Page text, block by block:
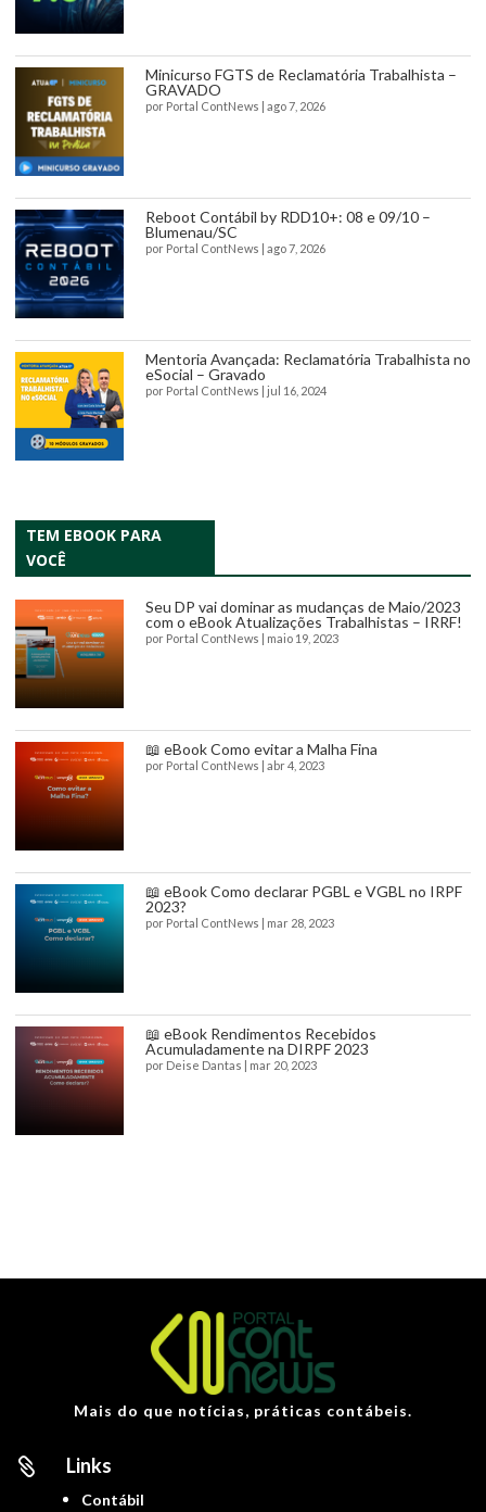
Minicurso FGTS de Reclamatória Trabalhista –
GRAVADO
por Portal ContNews ago 7, 2026
Reboot Contábil by RDD10+: 08 e 09/10 –
Blumenau/SC
por Portal ContNews ago 7, 2026
Mentoria Avançada: Reclamatória Trabalhista no
eSocial – Gravado
por Portal ContNews jul 16, 2024
TEM EBOOK PARA
VOCÊ
Seu DP vai dominar as mudanças de Maio/2023
com o eBook Atualizações Trabalhistas – IRRF!
por Portal ContNews maio 19, 2023
📖 eBook Como evitar a Malha Fina
por Portal ContNews abr 4, 2023
📖 eBook Como declarar PGBL e VGBL no IRPF
2023?
por Portal ContNews mar 28, 2023
📖 eBook Rendimentos Recebidos
Acumuladamente na DIRPF 2023
por Deise Dantas mar 20, 2023
Mais do que notícias, práticas contábeis.
 Links
Contábil